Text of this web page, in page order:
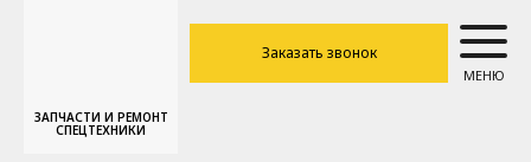
ЗАПЧАСТИ И РЕМОНТ
СПЕЦТЕХНИКИ
Заказать звонок
МЕНЮ